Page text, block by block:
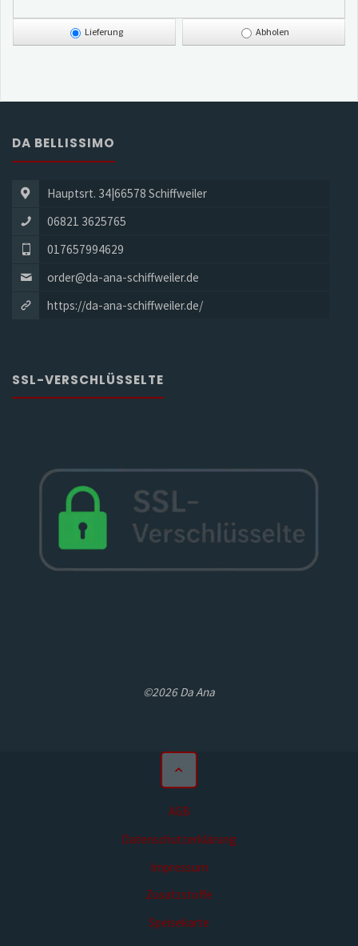
Lieferung Abholen
DA BELLISSIMO
Hauptsrt. 34|66578 Schiffweiler
06821 3625765
017657994629
order@da-ana-schiffweiler.de
https://da-ana-schiffweiler.de/
SSL-VERSCHLÜSSELTE
©2026 Da Ana
AGB
Datenschutzerklärung
Impressum
Zusatzstoffe
Speisekarte